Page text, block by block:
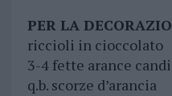
PER LA
riccioli in cioccolato
3-4 fette arance
q.b. scorze d’arancia